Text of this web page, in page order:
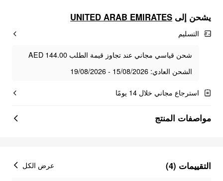
يشحن إلى UNITED ARAB EMIRATES
التسليم
شحن قياسي مجاني عند تجاوز قيمة الطلب AED 144.00
الشحن العادي: 15/08/2026 - 19/08/2026
استرجاع مجاني خلال 14 يومًا
مواصفات المنتج
التقييمات (4) عرض الكل